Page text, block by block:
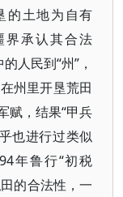
的土地为自有
界承认其合法
人民到“州”，
州里开垦荒田
赋，结果“甲兵
也进行过类似
年鲁行“初税
的合法性，一